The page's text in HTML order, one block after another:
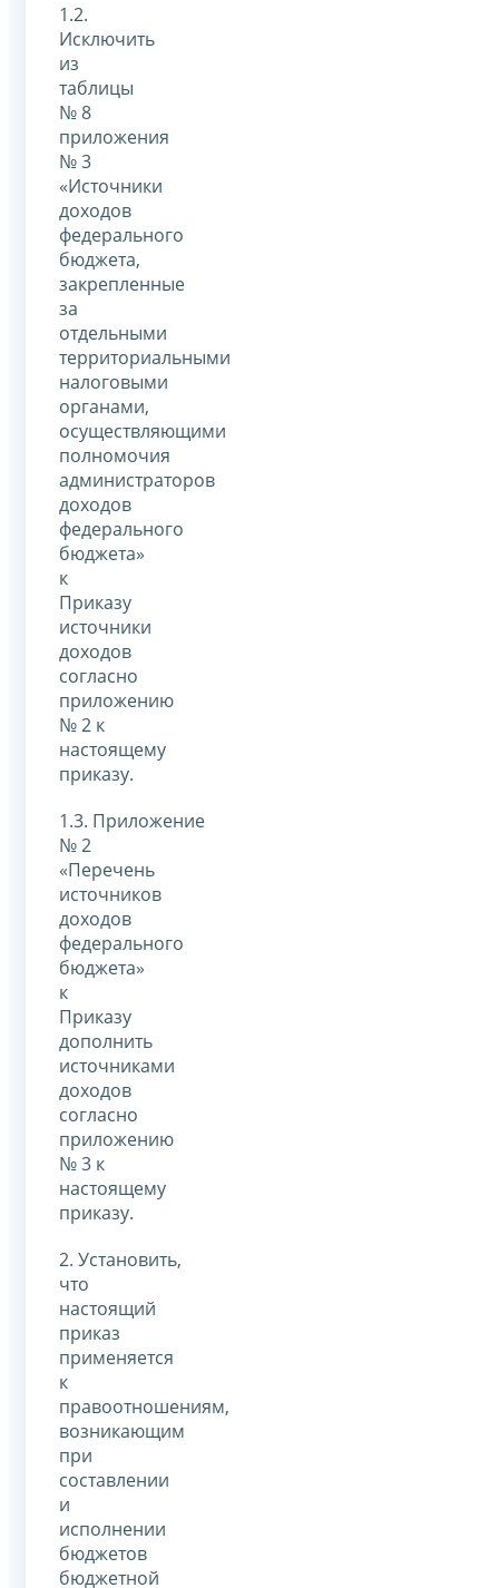
1.2.
Исключить
из
таблицы
№ 8
приложения
№ 3
«Источники
доходов
федерального
бюджета,
закрепленные
за
отдельными
территориальными
налоговыми
органами,
осуществляющими
полномочия
администраторов
доходов
федерального
бюджета»
к
Приказу
источники
доходов
согласно
приложению
№ 2 к
настоящему
приказу.
1.3. Приложение
№ 2
«Перечень
источников
доходов
федерального
бюджета»
к
Приказу
дополнить
источниками
доходов
согласно
приложению
№ 3 к
настоящему
приказу.
2. Установить,
что
настоящий
приказ
применяется
к
правоотношениям,
возникающим
при
составлении
и
исполнении
бюджетов
бюджетной